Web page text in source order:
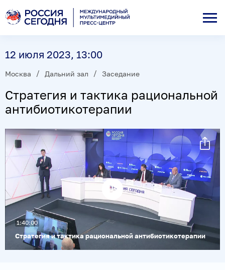
12 июля 2023, 13:00
Москва Дальний зал Заседание
Стратегия и тактика рациональной
антибиотикотерапии
Воспроизвести
видео
Стратегия и тактика рациональной антибиотикотерапии
1:40:00